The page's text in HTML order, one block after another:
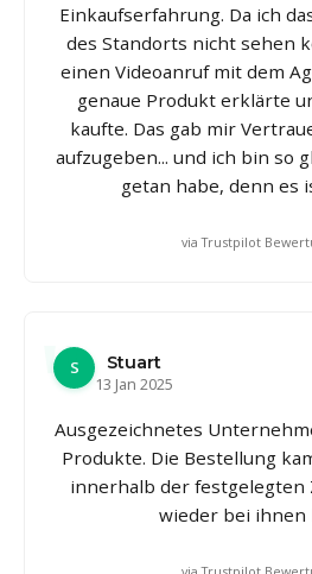
Einkaufserfahrung. Da ich
des Standorts nicht sehen
einen Videoanruf mit dem
genaue Produkt erklärte
kaufte. Das gab mir
aufzugeben... und ich bin so
getan habe, denn es
via Trustpilot
S
Stuart
13 Jan 2025
Ausgezeichnetes
Produkte. Die Bestellung
innerhalb der festgelegten
wieder bei ihnen